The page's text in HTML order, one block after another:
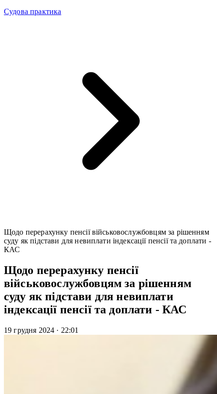
Судова практика
Щодо перерахунку пенсії військовослужбовцям за рішенням
суду як підстави для невиплати індексації пенсії та доплати -
КАС
Щодо перерахунку пенсії
військовослужбовцям за рішенням
суду як підстави для невиплати
індексації пенсії та доплати - КАС
19 грудня 2024 · 22:01